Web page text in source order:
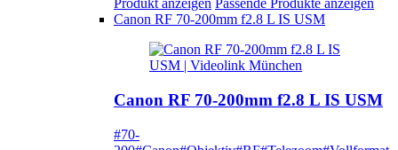
Produkt anzeigen Passende Produkte anzeigen
Canon RF 70-200mm f2.8 L IS USM
Canon RF 70-200mm f2.8 L IS USM
#70-